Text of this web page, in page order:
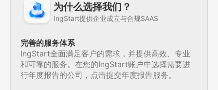
为什么选择我们？
IngStart提供企业成立与合规SAAS
完善的服务体系
IngStart全面满足客户的需求，并提供高效、专业
和可靠的服务。在您的IngStart账户中选择需要进
行年度报告的公司，点击提交年度报告服务。